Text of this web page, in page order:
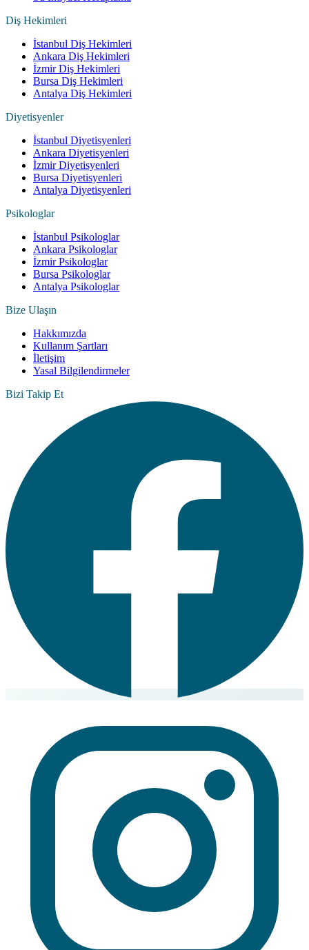
Diş Hekimleri
İstanbul Diş Hekimleri
Ankara Diş Hekimleri
İzmir Diş Hekimleri
Bursa Diş Hekimleri
Antalya Diş Hekimleri
Diyetisyenler
İstanbul Diyetisyenleri
Ankara Diyetisyenleri
İzmir Diyetisyenleri
Bursa Diyetisyenleri
Antalya Diyetisyenleri
Psikologlar
İstanbul Psikologlar
Ankara Psikologlar
İzmir Psikologlar
Bursa Psikologlar
Antalya Psikologlar
Bize Ulaşın
Hakkımızda
Kullanım Şartları
İletişim
Yasal Bilgilendirmeler
Bizi Takip Et